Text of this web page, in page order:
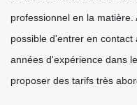
professionnel en la
possible d'entrer en contact
années d'expérience dans
proposer des tarifs très